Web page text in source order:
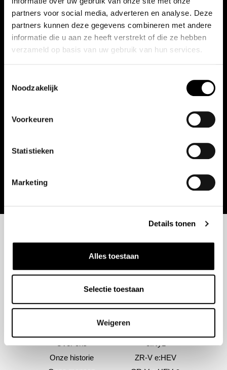
partners voor social media, adverteren en analyse. Deze
partners kunnen deze gegevens combineren met andere
informatie die u aan ze heeft verstrekt of die ze hebben
verzameld op basis van uw gebruik van hun services.
Noodzakelijk
Voorkeuren
Statistieken
Marketing
Details tonen
Alles toestaan
Selectie toestaan
Weigeren
Honda Type R cap
€34,99
Toevoegen aan winkelwagen
Over ons
Onze historie
e:Ny1
ZR-V e:HEV